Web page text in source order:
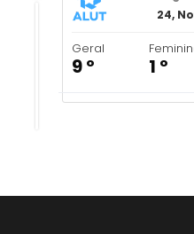
24,
Geral
9 º 1 º